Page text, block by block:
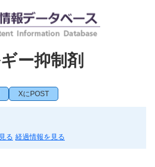
ー抑制剤
XにPOST
る 経過情報を見る